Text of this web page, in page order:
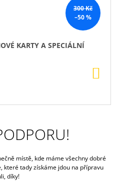
300 Kč
–50 %
KARTY A SPECIÁLNÍ
místě, kde máme všechny dobré
které tady získáme jdou na přípravu
díky!